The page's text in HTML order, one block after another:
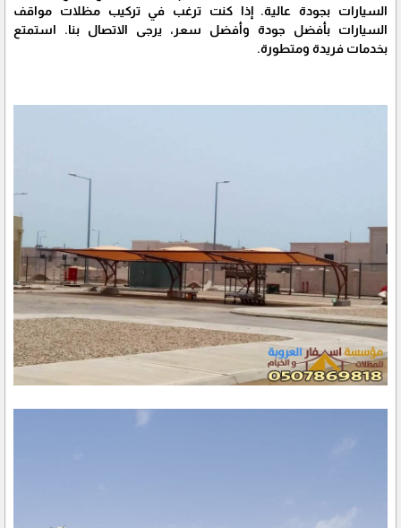
السيارات بجودة عالية. إذا كنت ترغب في تركيب مظلات مواقف
السيارات بأفضل جودة وأفضل سعر، يرجى الاتصال بنا. استمتع
بخدمات فريدة ومتطورة.